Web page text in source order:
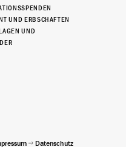
UND ERBSCHAFTEN
UND
Datenschutz